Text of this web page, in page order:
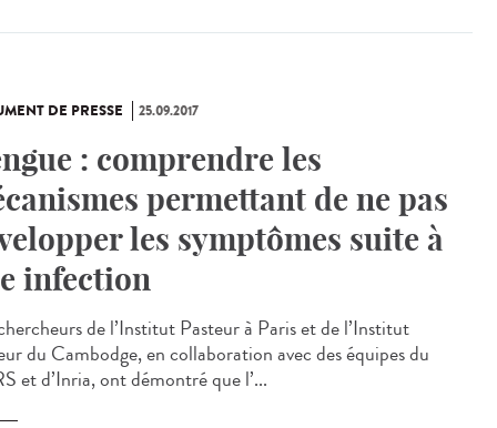
DE PRESSE 25.09.2017
: comprendre les
permettant de ne pas
les symptômes suite à
infection
de l’Institut Pasteur à Paris et de l’Institut
du Cambodge, en collaboration avec des équipes du
et d’Inria, ont démontré que l’...